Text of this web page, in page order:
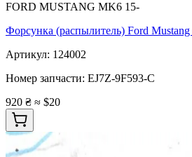
FORD MUSTANG MK6 15-
Форсунка (распылитель) Ford
Артикул: 124002
Номер запчасти: EJ7Z-9F593-C
920 ₴ ≈ $20